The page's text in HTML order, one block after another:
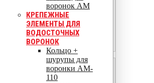
воронок AM
КРЕПЕЖНЫЕ
ЭЛЕМЕНТЫ ДЛЯ
ВОДОСТОЧНЫХ
ВОРОНОК
Кольцо +
шурупы для
воронки AM-
110
Предел текучести σ 0,2